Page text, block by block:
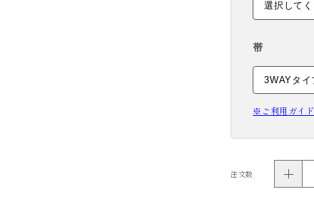
帯
※ご利用ガイド
注文数